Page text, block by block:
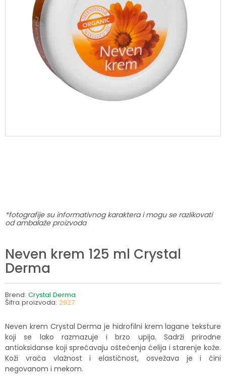
*fotografije su informativnog karaktera i mogu se razlikovati
od ambalaže proizvoda
Neven krem 125 ml Crystal
Derma
Brend: Crystal Derma
Šifra proizvoda: 2927
Neven krem Crystal Derma je hidrofilni krem lagane teksture
koji se lako razmazuje i brzo upija. Sadrži prirodne
antioksidanse koji sprečavaju oštećenja ćelija i starenje kože.
Koži vraća vlažnost i elastičnost, osvežava je i čini
negovanom i mekom.